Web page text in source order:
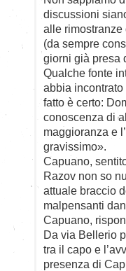
discussioni
alle
(da sempre
giorni già presa
Qualche fonte
abbia
fatto è certo:
conoscenza di
maggioranza e
gravissimo».
Capuano,
Razov non so
attuale braccio
malpensanti
Capuano,
Da via Bellerio
tra il capo e
presenza di